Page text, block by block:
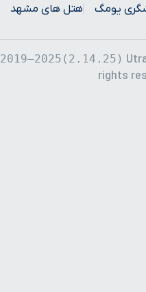
یومگ
هتل های مشهد
2019–2025(2.14.25)
rights